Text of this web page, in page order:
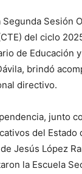
Segunda Sesión
del ciclo
de Educación
brindó
directivo.
junto
del Estado
Jesús López
la Escuela